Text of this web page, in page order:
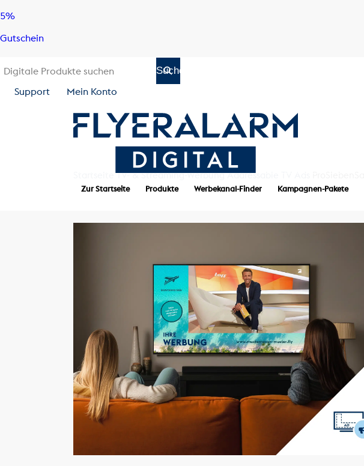
Skip
content
Skip
navigation
5%
Gutschein
Support Mein Konto
Zur Startseite Produkte Werbekanal-Finder Kampagnen-Pakete
TV- & Streaming-Werbung Addressable TV Ads